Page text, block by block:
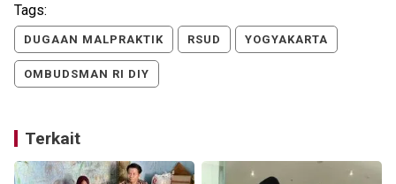
Tags:
DUGAAN MALPRAKTIK RSUD YOGYAKARTA
OMBUDSMAN RI DIY
Terkait